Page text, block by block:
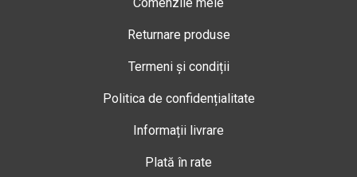
Returnare produse
Termeni și condiții
Politica de confidențialitate
Informații livrare
Plată în rate